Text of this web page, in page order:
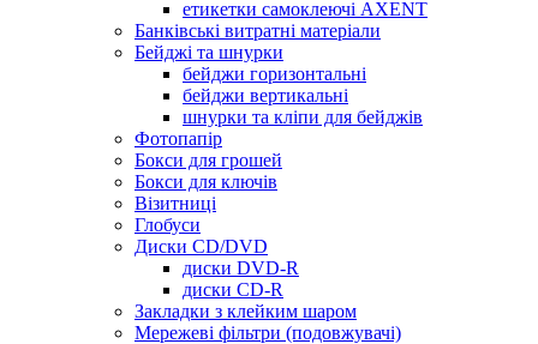
етикетки самоклеючі AXENT
Банківські витратні матеріали
Бейджі та шнурки
бейджи горизонтальні
бейджи вертикальні
шнурки та кліпи для бейджів
Фотопапір
Бокси для грошей
Бокси для ключів
Візитниці
Глобуси
Диски CD/DVD
диски DVD-R
диски CD-R
Закладки з клейким шаром
Мережеві фільтри (подовжувачі)